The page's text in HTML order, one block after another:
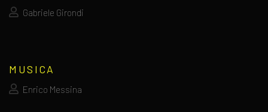
Gabriele Girondi
MUSICA
Enrico Messina